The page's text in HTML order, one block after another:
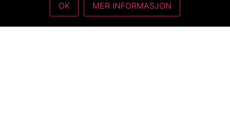
OK MER INFORMASJON